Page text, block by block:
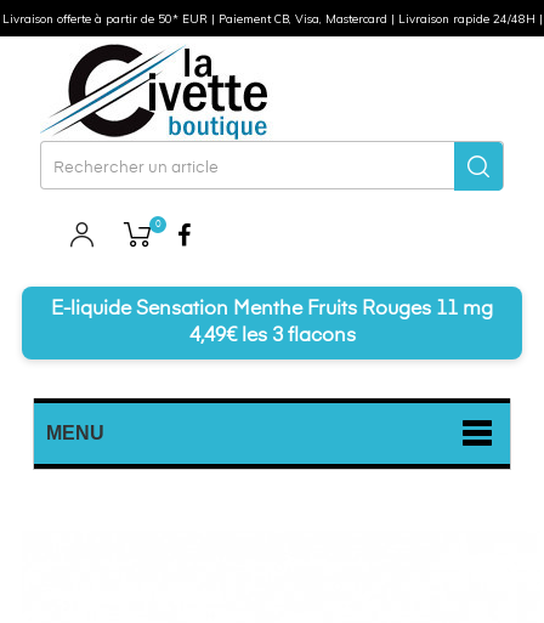
0
E-liquide Sensation Menthe Fruits Rouges 11 mg
4,49€ les 3 flacons
MENU
Livraison offerte à partir de 50* EUR | Paiement CB, Visa, Mastercard | Livraison rapide 24/48H |